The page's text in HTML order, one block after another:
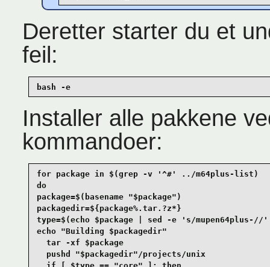
Deretter starter du et
feil:
bash -e
Installer alle pakkene
kommandoer:
for package in $(grep -v '^#' ../m64plus-list)
do
package=$(basename "$package")
packagedir=${package%.tar.?z*}
type=$(echo $package | sed -e 's/
echo "Building $packagedir"
  tar -xf $package
  pushd "$packagedir"/projects/unix